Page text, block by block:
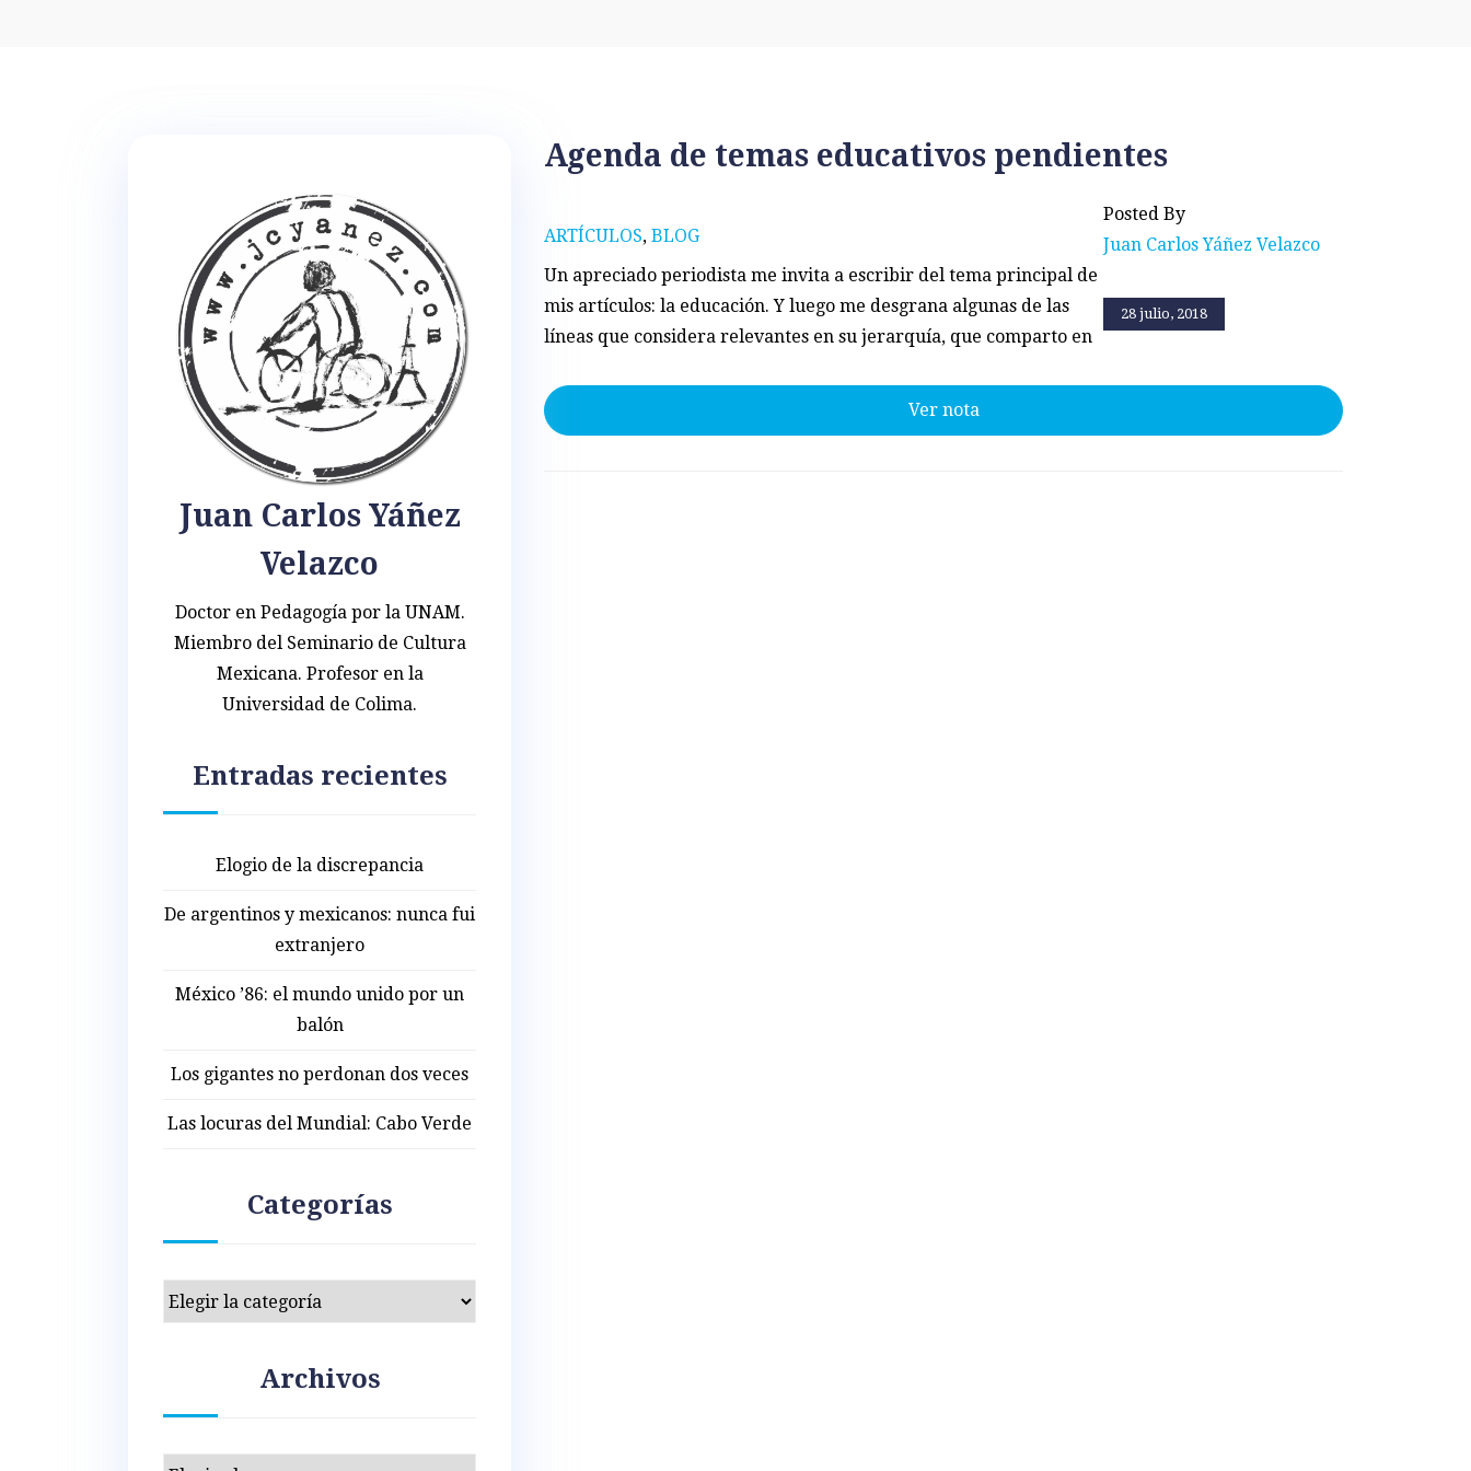
ARTÍCULOS, BLOG
Agenda de temas educativos pendientes
28 julio, 2018
Posted By
Juan Carlos Yáñez Velazco
Un apreciado periodista me invita a escribir del tema principal de
mis artículos: la educación. Y luego me desgrana algunas de las
líneas que considera relevantes en su jerarquía, que comparto en
Ver nota
Juan Carlos Yáñez
Velazco
Doctor en Pedagogía por la UNAM.
Miembro del Seminario de Cultura
Mexicana. Profesor en la
Universidad de Colima.
Entradas recientes
Elogio de la discrepancia
De argentinos y mexicanos: nunca fui
extranjero
México ’86: el mundo unido por un
balón
Los gigantes no perdonan dos veces
Las locuras del Mundial: Cabo Verde
Categorías
Categorías
Archivos